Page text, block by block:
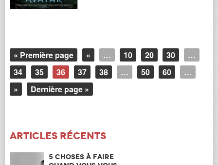
« Première page « … 10 20 30
…
34
35 36 37 38 … 50 60
…
»
Dernière page »
Articles récents
5 choses à faire